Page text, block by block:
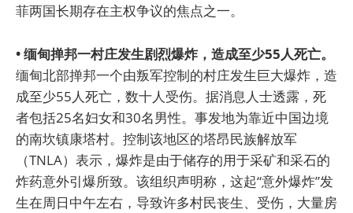
菲两国长期存在主权争议的焦点之一。
• 缅甸掸邦一村庄发生剧烈爆炸，造成至少55人死亡。
缅甸北部掸邦一个由叛军控制的村庄发生巨大爆炸，造
成至少55人死亡，数十人受伤。据消息人士透露，死
者包括25名妇女和30名男性。事发地为靠近中国边境
的南坎镇康塔村。控制该地区的塔昂民族解放军
（TNLA）表示，爆炸是由于储存的用于采矿和采石的
炸药意外引爆所致。该组织声明称，这起“意外爆炸”发
生在周日中午左右，导致许多村民丧生、受伤，大量房